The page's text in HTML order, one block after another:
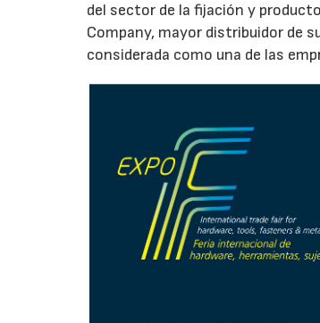
del sector de la fijación y
Company, mayor distribuidor de
considerada como una de las